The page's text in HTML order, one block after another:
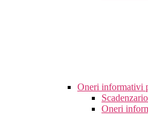
Oneri informativi
Oneri